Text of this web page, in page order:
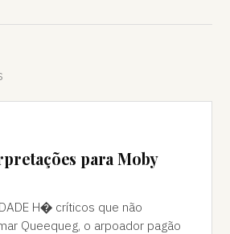
para Moby
que não
Queequeg, o arpoador pagão